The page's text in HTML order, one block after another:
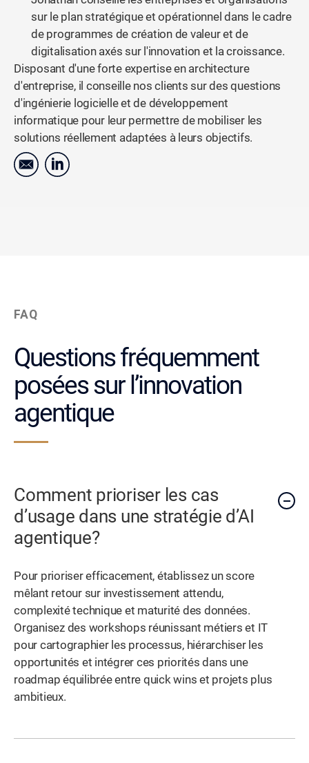
sur le plan stratégique et opérationnel dans le cadre
de programmes de création de valeur et de
digitalisation axés sur l'innovation et la croissance.
Disposant d'une forte expertise en architecture
d'entreprise, il conseille nos clients sur des questions
d'ingénierie logicielle et de développement
informatique pour leur permettre de mobiliser les
solutions réellement adaptées à leurs objectifs.
FAQ
Questions fréquemment
posées sur l’innovation
agentique
Comment prioriser les cas
d’usage dans une stratégie d’AI
agentique?
Pour prioriser efficacement, établissez un score
mêlant retour sur investissement attendu,
complexité technique et maturité des données.
Organisez des workshops réunissant métiers et IT
pour cartographier les processus, hiérarchiser les
opportunités et intégrer ces priorités dans une
roadmap équilibrée entre quick wins et projets plus
ambitieux.